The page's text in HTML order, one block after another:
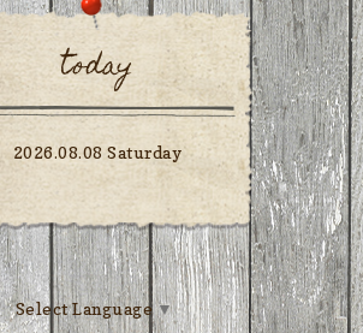
today
2026.08.08 Saturday
Select Language▼